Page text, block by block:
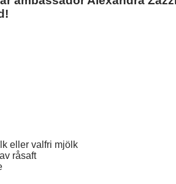
eller valfri mjölk
råsaft